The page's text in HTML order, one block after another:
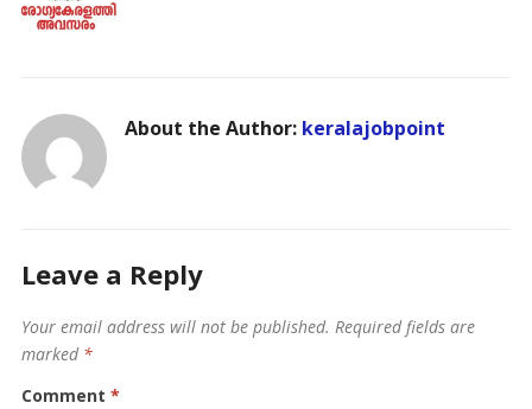
About the Author: keralajobpoint
Leave a Reply
Your email address will not be published. Required fields are
marked *
Comment *